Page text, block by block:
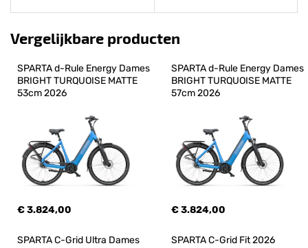
Vergelijkbare producten
SPARTA d-Rule Energy Dames
BRIGHT TURQUOISE MATTE
53cm 2026
€ 3.824,00
SPARTA d-Rule Energy Dames
BRIGHT TURQUOISE MATTE
57cm 2026
€ 3.824,00
SPARTA C-Grid Ultra Dames
SPARTA C-Grid Fit 2026